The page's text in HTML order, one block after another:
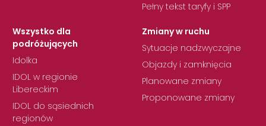
Pełny tekst taryfy i SPP
Wszystko dla
podróżujących
Idolka
IDOL w regionie
Libereckim
IDOL do sąsiednich
regionów
Zmiany w ruchu
Sytuacje nadzwyczajne
Objazdy i zamknięcia
Planowane zmiany
Proponowane zmiany